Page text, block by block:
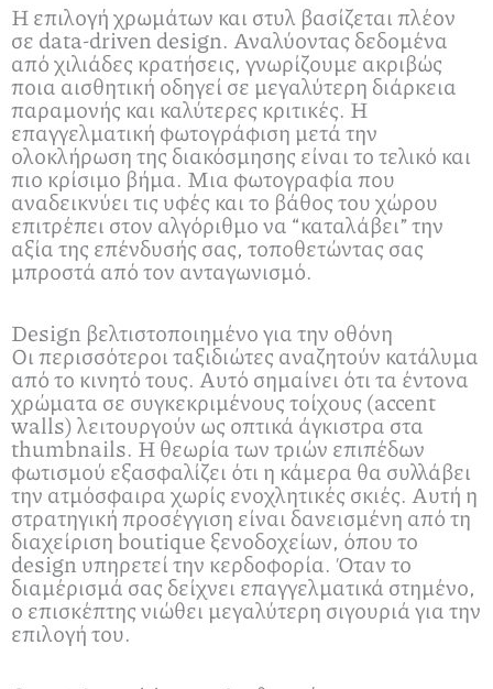
Η επιλογή χρωμάτων και στυλ βασίζεται πλέον
σε data-driven design. Αναλύοντας δεδομένα
από χιλιάδες κρατήσεις, γνωρίζουμε ακριβώς
ποια αισθητική οδηγεί σε μεγαλύτερη διάρκεια
παραμονής και καλύτερες κριτικές. Η
επαγγελματική φωτογράφιση μετά την
ολοκλήρωση της διακόσμησης είναι το τελικό και
πιο κρίσιμο βήμα. Μια φωτογραφία που
αναδεικνύει τις υφές και το βάθος του χώρου
επιτρέπει στον αλγόριθμο να “καταλάβει” την
αξία της επένδυσής σας, τοποθετώντας σας
μπροστά από τον ανταγωνισμό.
Design βελτιστοποιημένο για την οθόνη
Οι περισσότεροι ταξιδιώτες αναζητούν κατάλυμα
από το κινητό τους. Αυτό σημαίνει ότι τα έντονα
χρώματα σε συγκεκριμένους τοίχους (accent
walls) λειτουργούν ως οπτικά άγκιστρα στα
thumbnails. Η θεωρία των τριών επιπέδων
φωτισμού εξασφαλίζει ότι η κάμερα θα συλλάβει
την ατμόσφαιρα χωρίς ενοχλητικές σκιές. Αυτή η
στρατηγική προσέγγιση είναι δανεισμένη από τη
διαχείριση boutique ξενοδοχείων, όπου το
design υπηρετεί την κερδοφορία. Όταν το
διαμέρισμά σας δείχνει επαγγελματικά στημένο,
ο επισκέπτης νιώθει μεγαλύτερη σιγουριά για την
επιλογή του.